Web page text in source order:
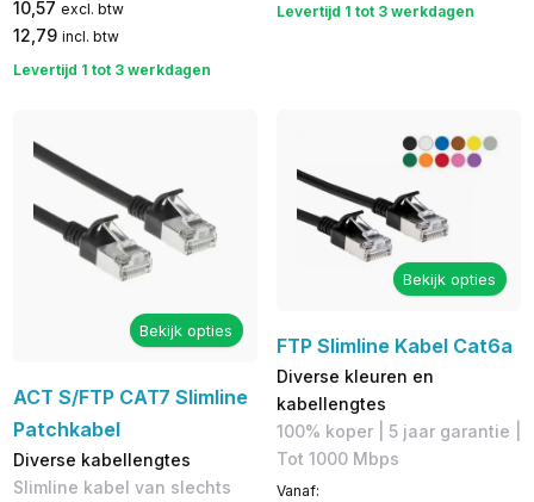
10,57 excl. btw
12,79 incl. btw
Levertijd 1 tot 3 werkdagen
Levertijd 1 tot 3 werkdagen
Bekijk opties
ACT S/FTP CAT7 Slimline
Patchkabel
Diverse kabellengtes
Slimline kabel van slechts
Bekijk opties
FTP Slimline Kabel Cat6a
Diverse kleuren en
kabellengtes
100% koper | 5 jaar garantie |
Tot 1000 Mbps
Vanaf: